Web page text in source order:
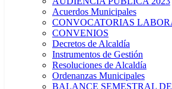
Acuerdos Municipales
CONVOCATORIAS
CONVENIOS
Decretos de Alcaldía
Instrumentos de Gestión
Resoluciones de Alcaldía
Ordenanzas Municipales
BALANCE SEMESTRAL